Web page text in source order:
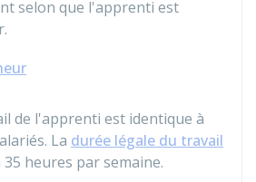
selon que l'apprenti est
de l'apprenti est identique à
La durée légale du travail
heures par semaine.